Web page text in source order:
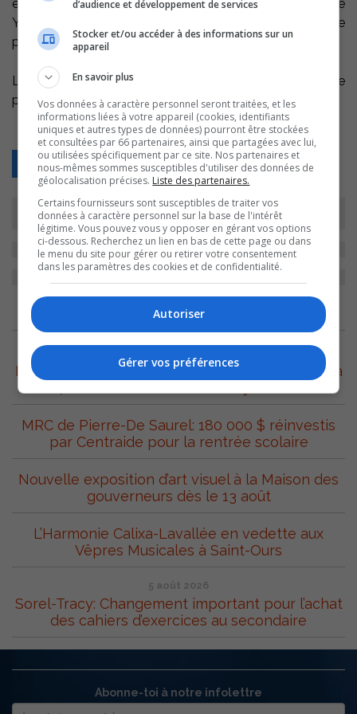
été évacués par mesure préventive. La municipalité de
Yamaska et la Sécurité civile surveillent la situation de
près.
La rivière Nicolet est aussi problématique comme
plusieurs autres cours d’eau au Québec.
Retour
ARCHIVES
Le Festival Western de Saint-Robert prépare sa
MRC de Pierre-De Saurel: 180 000 $ réinvestis
par Centraide pour la rentrée scolaire
Nouvelle exposition d’art visuel à la Maison des
gouverneurs dès le 13 août
L’Harmonie Calixa-Lavallée en vedette aux
Vêpres Musicales à Saint-Ours
5 août 2026
Sorel-Tracy: Changement important pour l’achat
des cahiers d’exercices au secondaire
Abonne-toi à notre infolettre
d’audience et développement de services
Stocker et/ou accéder à des informations sur un
appareil
En savoir plus
Vos données à caractère personnel seront traitées, et les
informations liées à votre appareil (cookies, identifiants
uniques et autres types de données) pourront être stockées
et consultées par 66 partenaires, ainsi que partagées avec lui,
ou utilisées spécifiquement par ce site. Nos partenaires et
nous-mêmes sommes susceptibles d'utiliser des données de
géolocalisation précises. Liste des partenaires.
Certains fournisseurs sont susceptibles de traiter vos
données à caractère personnel sur la base de l'intérêt
légitime. Vous pouvez vous y opposer en gérant vos options
ci-dessous. Recherchez un lien en bas de cette page ou dans
le menu du site pour gérer ou retirer votre consentement
dans les paramètres des cookies et de confidentialité.
Autoriser
Gérer vos préférences